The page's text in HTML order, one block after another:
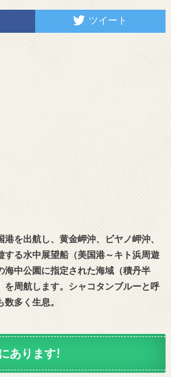
ツイート
を出航し、黄金岬沖、ビヤノ岬沖、
する水中展望船（美国港～キト浜周遊
海中公園に指定された海域（積丹半
を周航します。シャコタンブルーと呼
多く生息。
あります!